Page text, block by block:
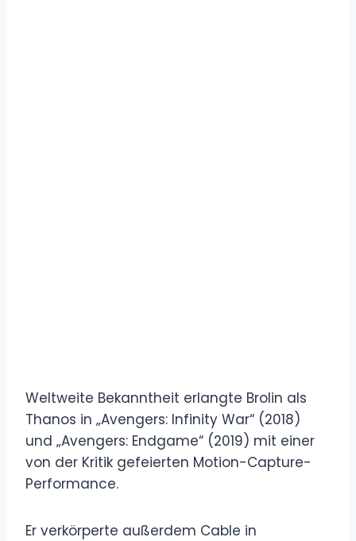
Weltweite Bekanntheit erlangte Brolin als
Thanos in „Avengers: Infinity War“ (2018)
und „Avengers: Endgame“ (2019) mit einer
von der Kritik gefeierten Motion-Capture-
Performance.
Er verkörperte außerdem Cable in